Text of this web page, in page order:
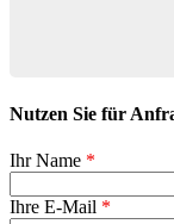
Nutzen Sie für
Ihr Name *
Ihre E-Mail *